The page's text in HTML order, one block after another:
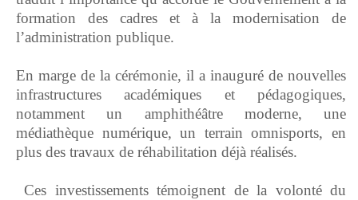
formation des cadres et à la modernisation de
l’administration publique.
‎En marge de la cérémonie, il a inauguré de nouvelles
infrastructures académiques et pédagogiques,
notamment un amphithéâtre moderne, une
médiathèque numérique, un terrain omnisports, en
plus des travaux de réhabilitation déjà réalisés.
‎ Ces investissements témoignent de la volonté du